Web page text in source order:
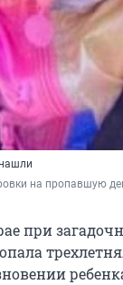
на пропавшую
при